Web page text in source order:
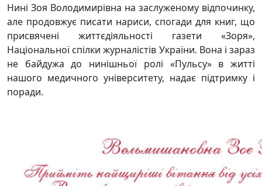
Нині Зоя Володимирівна на заслуженому відпочинку,
але продовжує писати нариси, спогади для книг, що
присвячені життєдіяльності газети «Зоря»,
Національної спілки журналістів України. Вона і зараз
не байдужа до нинішньої ролі «Пульсу» в житті
нашого медичного університету, надає підтримку і
поради.